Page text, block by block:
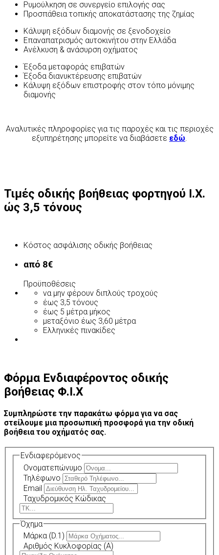
Ρυμούλκηση σε συνεργείο επιλογής σας
Προσπάθεια τοπικής αποκατάστασης της ζημίας
Κάλυψη εξόδων διαμονής σε ξενοδοχείο
Επαναπατρισμός αυτοκινήτου στην Ελλάδα
Ανέλκυση & ανάσυρση οχήματος
Έξοδα μεταφοράς επιβατών
Έξοδα διανυκτέρευσης επιβατών
Κάλυψη εξόδων επιστροφής στον τόπο μόνιμης
διαμονής
Αναλυτικές πληροφορίες για τις παροχές και τις περιοχές
εξυπηρέτησης μπορείτε να διαβάσετε εδώ
Τιμές οδικής βοήθειας φορτηγού Ι.Χ.
ώς 3,5 τόνους
Κόστος ασφάλισης οδικής βοήθειας
από 8€
Προϋποθέσεις
να μην φέρουν διπλούς τροχούς
έως 3,5 τόνους
έως 5 μέτρα μήκος
μεταξόνιο έως 3,60 μέτρα
Ελληνικές πινακίδες
Φόρμα Ενδιαφέροντος οδικής
βοήθειας Φ.Ι.Χ
Συμπληρώστε την παρακάτω φόρμα για να σας
στείλουμε μια προσωπική προσφορά για την οδική
βοήθεια του οχήματός σας.
Ενδιαφερόμενος
Ονοματεπώνυμο
Τηλέφωνο
Email
Ταχυδρομικός Κώδικας
Όχημα
Μάρκα (D.1)
Αριθμός Κυκλοφορίας (A)